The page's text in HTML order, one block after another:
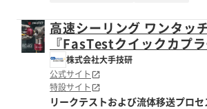
高速シーリング ワンタッ
『FasTestクイックカプラ
株式会社大手技研
公式サイト
特設サイト
リークテストおよび流体移送プロ